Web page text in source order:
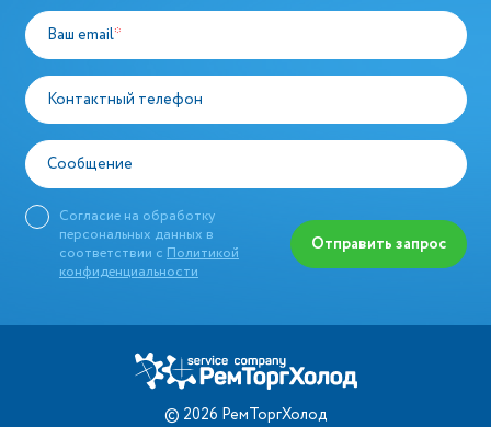
Ваш email*
Контактный телефон
Сообщение
Согласие на обработку
персональных данных в
соответствии с Политикой
конфиденциальности
Отправить запрос
© 2026 РемТоргХолод